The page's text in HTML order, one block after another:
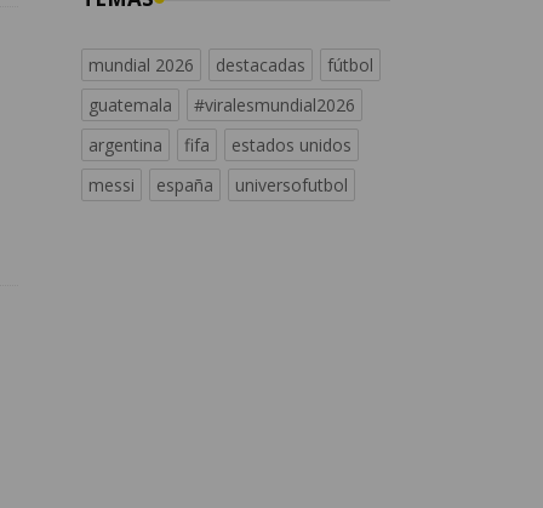
mundial 2026 destacadas
fútbol
guatemala
#viralesmundial2026
argentina
fifa
estados unidos
messi
españa universofutbol